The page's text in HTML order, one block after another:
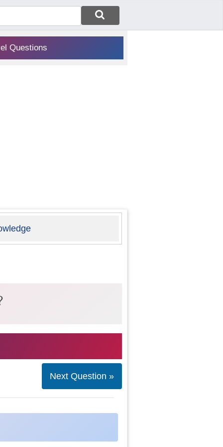
Questions
Next Question »